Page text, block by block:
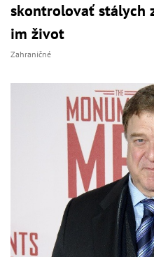
skontrolovať stálych
im život
Zahraničné